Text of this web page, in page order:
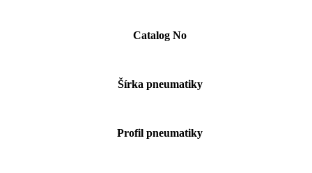
Catalog No
Šírka pneumatiky
Profil pneumatiky